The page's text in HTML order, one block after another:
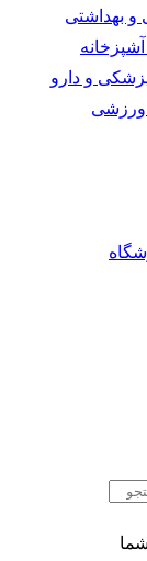
و بهداشتی
و دارو